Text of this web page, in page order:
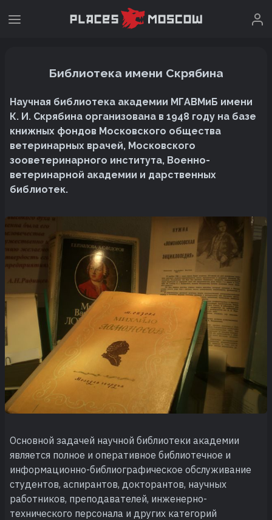
Библиотека имени Скрябина
Научная библиотека академии МГАВМиБ имени
К. И. Скрябина организована в 1948 году на базе
книжных фондов Московского общества
ветеринарных врачей, Московского
зооветеринарного института, Военно-
ветеринарной академии и дарственных
библиотек.
Основной задачей научной библиотеки академии
является полное и оперативное библиотечное и
информационно-библиографическое обслуживание
студентов, аспирантов, докторантов, научных
работников, преподавателей, инженерно-
технического персонала и других категорий